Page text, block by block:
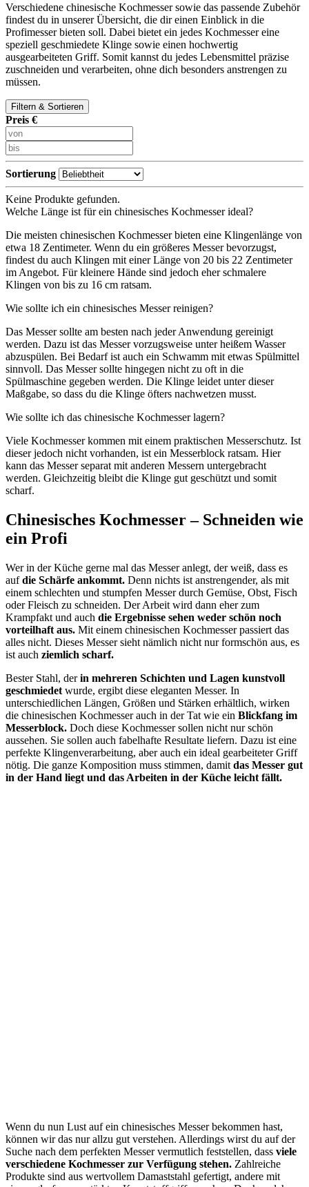
Verschiedene chinesische Kochmesser sowie das passende Zubehör
findest du in unserer Übersicht, die dir einen Einblick in die
Profimesser bieten soll. Dabei bietet ein jedes Kochmesser eine
speziell geschmiedete Klinge sowie einen hochwertig
ausgearbeiteten Griff. Somit kannst du jedes Lebensmittel präzise
zuschneiden und verarbeiten, ohne dich besonders anstrengen zu
müssen.
Filtern & Sortieren
Preis €
Sortierung
Keine Produkte gefunden.
Welche Länge ist für ein chinesisches Kochmesser ideal?
Die meisten chinesischen Kochmesser bieten eine Klingenlänge von
etwa 18 Zentimeter. Wenn du ein größeres Messer bevorzugst,
findest du auch Klingen mit einer Länge von 20 bis 22 Zentimeter
im Angebot. Für kleinere Hände sind jedoch eher schmalere
Klingen von bis zu 16 cm ratsam.
Wie sollte ich ein chinesisches Messer reinigen?
Das Messer sollte am besten nach jeder Anwendung gereinigt
werden. Dazu ist das Messer vorzugsweise unter heißem Wasser
abzuspülen. Bei Bedarf ist auch ein Schwamm mit etwas Spülmittel
sinnvoll. Das Messer sollte hingegen nicht zu oft in die
Spülmaschine gegeben werden. Die Klinge leidet unter dieser
Maßgabe, so dass du die Klinge öfters nachwetzen musst.
Wie sollte ich das chinesische Kochmesser lagern?
Viele Kochmesser kommen mit einem praktischen Messerschutz. Ist
dieser jedoch nicht vorhanden, ist ein Messerblock ratsam. Hier
kann das Messer separat mit anderen Messern untergebracht
werden. Gleichzeitig bleibt die Klinge gut geschützt und somit
scharf.
Chinesisches Kochmesser – Schneiden wie
ein Profi
Wer in der Küche gerne mal das Messer anlegt, der weiß, dass es
aufdie Schärfe ankommt. Denn nichts ist anstrengender, als mit
einem schlechten und stumpfen Messer durch Gemüse, Obst, Fisch
oder Fleisch zu schneiden. Der Arbeit wird dann eher zum
Krampfakt und auch die Ergebnisse sehen weder schön noch
vorteilhaft aus. Mit einem chinesischen Kochmesser passiert das
alles nicht. Dieses Messer sieht nämlich nicht nur formschön aus, es
ist auch ziemlich scharf.
Bester Stahl, derin mehreren Schichten und Lagen kunstvoll
geschmiedet wurde, ergibt diese eleganten Messer. In
unterschiedlichen Längen, Größen und Stärken erhältlich, wirken
die chinesischen Kochmesser auch in der Tat wie ein Blickfang im
Messerblock. Doch diese Kochmesser sollen nicht nur schön
aussehen. Sie sollen auch fabelhafte Resultate liefern. Dazu ist eine
perfekte Klingenverarbeitung, aber auch ein ideal gearbeiteter Griff
nötig. Die ganze Komposition muss stimmen, damit das Messer gut
in der Hand liegt und das Arbeiten in der Küche leicht fällt.
Wenn du nun Lust auf ein chinesisches Messer bekommen hast,
können wir das nur allzu gut verstehen. Allerdings wirst du auf der
Suche nach dem perfekten Messer vermutlich feststellen, dass viele
verschiedene Kochmesser zur Verfügung stehen. Zahlreiche
Produkte sind aus wertvollem Damaststahl gefertigt, andere mit